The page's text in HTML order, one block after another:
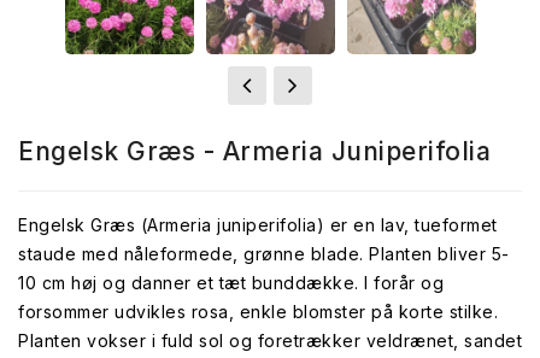
Engelsk Græs - Armeria Juniperifolia
Engelsk Græs (Armeria juniperifolia) er en lav, tueformet
staude med nåleformede, grønne blade. Planten bliver 5-
10 cm høj og danner et tæt bunddække. I forår og
forsommer udvikles rosa, enkle blomster på korte stilke.
Planten vokser i fuld sol og foretrækker veldrænet, sandet